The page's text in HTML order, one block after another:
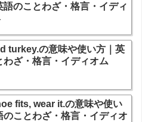
語のことわざ・格言・イディ
turkey.の意味や使い方｜英
わざ・格言・イディオム
fits, wear it.の意味や使い
のことわざ・格言・イディオ